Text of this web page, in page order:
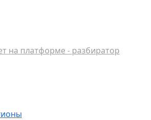
на платформе - разбиратор